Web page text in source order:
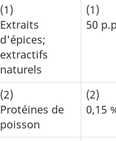
(1)
Extraits
d'épices;
extractifs
naturels
(1)
50
(2)
Protéines de
poisson
(2)
0,15